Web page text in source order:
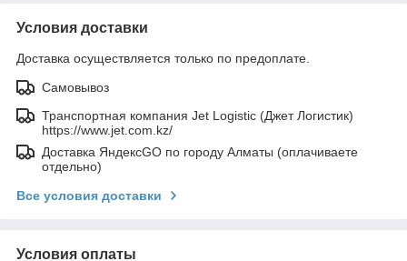
Условия доставки
Доставка осуществляется только по предоплате.
Самовывоз
Транспортная компания Jet Logistic (Джет Логистик)
https://www.jet.com.kz/
Доставка ЯндексGO по городу Алматы (оплачиваете
отдельно)
Все условия доставки
Условия оплаты